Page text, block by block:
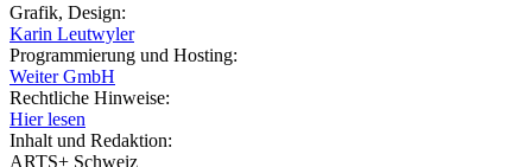
Grafik, Design:
Karin Leutwyler
Programmierung und Hosting:
Weiter GmbH
Rechtliche Hinweise:
Hier lesen
Inhalt und Redaktion:
ARTS+ Schweiz